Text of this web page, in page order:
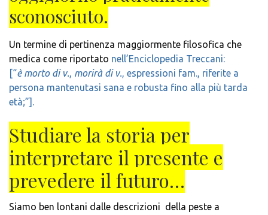
sconosciuto.
Un termine di pertinenza maggiormente filosofica che
medica come riportato nell’Enciclopedia Treccani:
[“è morto di v., morirà di v., espressioni fam., riferite a
persona mantenutasi sana e robusta fino alla più tarda
età;”].
Studiare la storia per
interpretare il presente e
prevedere il futuro…
Siamo ben lontani dalle descrizioni della peste a